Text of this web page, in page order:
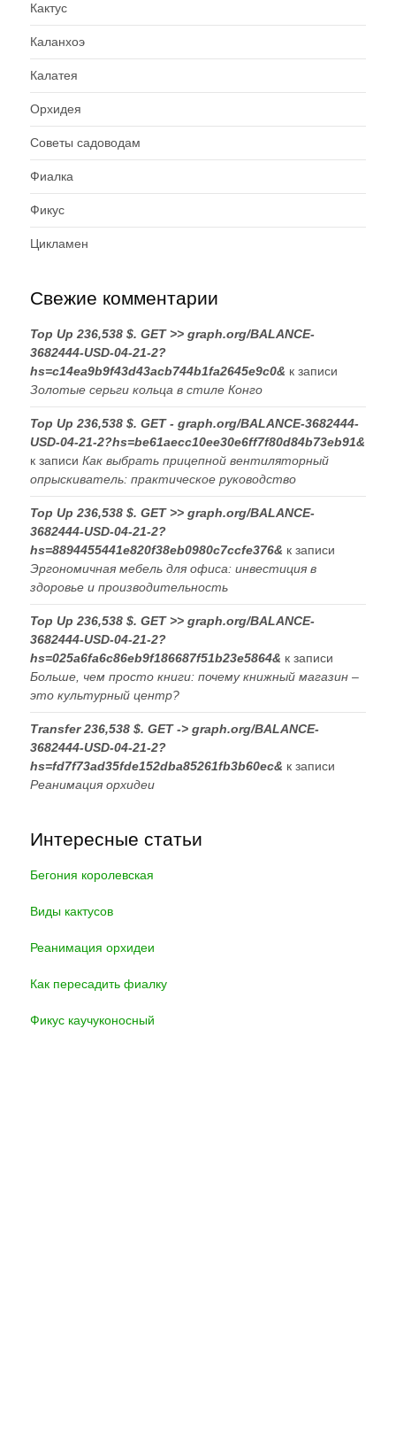
Кактус
Каланхоэ
Калатея
Орхидея
Советы садоводам
Фиалка
Фикус
Цикламен
Свежие комментарии
Top Up 236,538 $. GET >> graph.org/BALANCE-
3682444-USD-04-21-2?
hs=c14ea9b9f43d43acb744b1fa2645e9c0& к записи
Золотые серьги кольца в стиле Конго
Top Up 236,538 $. GET - graph.org/BALANCE-3682444-
USD-04-21-2?hs=be61aecc10ee30e6ff7f80d84b73eb91&
к записи Как выбрать прицепной вентиляторный
опрыскиватель: практическое руководство
Top Up 236,538 $. GET >> graph.org/BALANCE-
3682444-USD-04-21-2?
hs=8894455441e820f38eb0980c7ccfe376& к записи
Эргономичная мебель для офиса: инвестиция в
здоровье и производительность
Top Up 236,538 $. GET >> graph.org/BALANCE-
3682444-USD-04-21-2?
hs=025a6fa6c86eb9f186687f51b23e5864& к записи
Больше, чем просто книги: почему книжный магазин –
это культурный центр?
Transfer 236,538 $. GET -> graph.org/BALANCE-
3682444-USD-04-21-2?
hs=fd7f73ad35fde152dba85261fb3b60ec& к записи
Реанимация орхидеи
Интересные статьи
Бегония королевская
Виды кактусов
Реанимация орхидеи
Как пересадить фиалку
Фикус каучуконосный